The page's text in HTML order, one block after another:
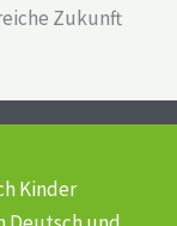
Zukunft
Kinder